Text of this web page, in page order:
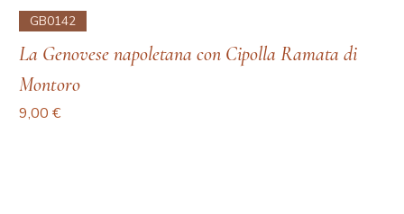
GB0142
La Genovese napoletana con Cipolla Ramata di
Montoro
Prezzo
9,00 €